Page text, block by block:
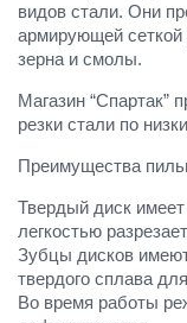
видов стали. Они
армирующей
зерна и смолы.
Магазин “Спартак”
резки стали по
Преимущества
Твердый диск
легкостью
Зубцы дисков
твердого сплава
Во время работы